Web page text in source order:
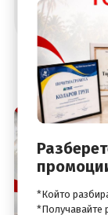
*Който
*Получавайте